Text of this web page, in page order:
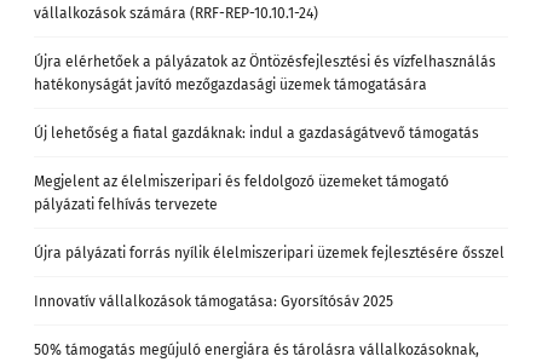
vállalkozások számára (RRF-REP-10.10.1-24)
Újra elérhetőek a pályázatok az Öntözésfejlesztési és vízfelhasználás
hatékonyságát javító mezőgazdasági üzemek támogatására
Új lehetőség a fiatal gazdáknak: indul a gazdaságátvevő támogatás
Megjelent az élelmiszeripari és feldolgozó üzemeket támogató
pályázati felhívás tervezete
Újra pályázati forrás nyílik élelmiszeripari üzemek fejlesztésére ősszel
Innovatív vállalkozások támogatása: Gyorsítósáv 2025
50% támogatás megújuló energiára és tárolásra vállalkozásoknak,